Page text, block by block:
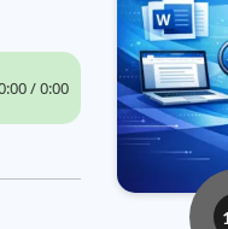
/ 0:00